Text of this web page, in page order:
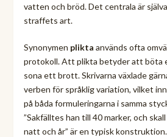
vatten och bröd. Det centrala är
straffets art.
Synonymen plikta används ofta
protokoll. Att plikta betyder att böta
sona ett brott. Skrivarna växlade
verben för språklig variation, vilket
på båda formuleringarna i samma
”Sakfälltes han till 40 marker, och
natt och år” är en typisk konstruktion.